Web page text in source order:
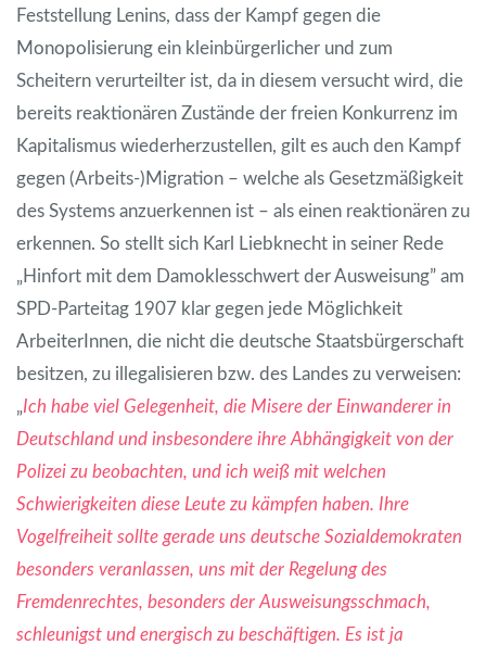
Feststellung Lenins, dass der Kampf gegen die
Monopolisierung ein kleinbürgerlicher und zum
Scheitern verurteilter ist, da in diesem versucht wird, die
bereits reaktionären Zustände der freien Konkurrenz im
Kapitalismus wiederherzustellen, gilt es auch den Kampf
gegen (Arbeits-)Migration – welche als Gesetzmäßigkeit
des Systems anzuerkennen ist – als einen reaktionären zu
erkennen. So stellt sich Karl Liebknecht in seiner Rede
„Hinfort mit dem Damoklesschwert der Ausweisung” am
SPD-Parteitag 1907 klar gegen jede Möglichkeit
ArbeiterInnen, die nicht die deutsche Staatsbürgerschaft
besitzen, zu illegalisieren bzw. des Landes zu verweisen:
„Ich habe viel Gelegenheit, die Misere der Einwanderer in
Deutschland und insbesondere ihre Abhängigkeit von der
Polizei zu beobachten, und ich weiß mit welchen
Schwierigkeiten diese Leute zu kämpfen haben. Ihre
Vogelfreiheit sollte gerade uns deutsche Sozialdemokraten
besonders veranlassen, uns mit der Regelung des
Fremdenrechtes, besonders der Ausweisungsschmach,
schleunigst und energisch zu beschäftigen. Es ist ja